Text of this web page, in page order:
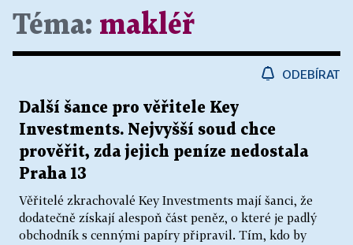
Téma: makléř
ODEBÍRAT
Další šance pro věřitele Key
Investments. Nejvyšší soud chce
prověřit, zda jejich peníze nedostala
Praha 13
Věřitelé zkrachovalé Key Investments mají šanci, že
dodatečně získají alespoň část peněz, o které je padlý
obchodník s cennými papíry připravil. Tím, kdo by